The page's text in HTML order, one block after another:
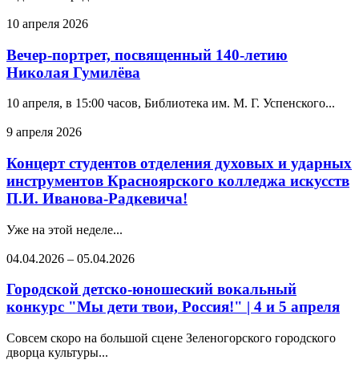
10 апреля 2026
Вечер‑портрет, посвященный 140‑летию
Николая Гумилёва
10 апреля, в 15:00 часов, Библиотека им. М. Г. Успенского...
9 апреля 2026
Концерт студентов отделения духовых и ударных
инструментов Красноярского колледжа искусств
П.И. Иванова-Радкевича!
Уже на этой неделе...
04.04.2026 – 05.04.2026
Городской детско-юношеский вокальный
конкурс "Мы дети твои, Россия!" | 4 и 5 апреля
Совсем скоро на большой сцене Зеленогорского городского
дворца культуры...